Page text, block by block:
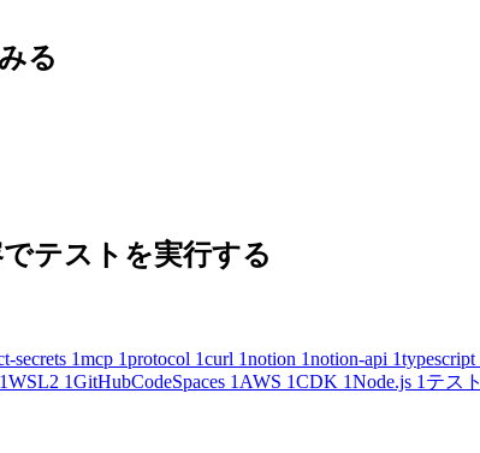
る
テストを実行する
secrets 1mcp 1protocol 1curl 1notion 1notion-api 1typescript
1WSL2 1GitHubCodeSpaces 1 AWS 1CDK 1Node.js 1 テスト